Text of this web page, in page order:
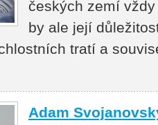
českých zemí
by ale její
tratí a
Adam